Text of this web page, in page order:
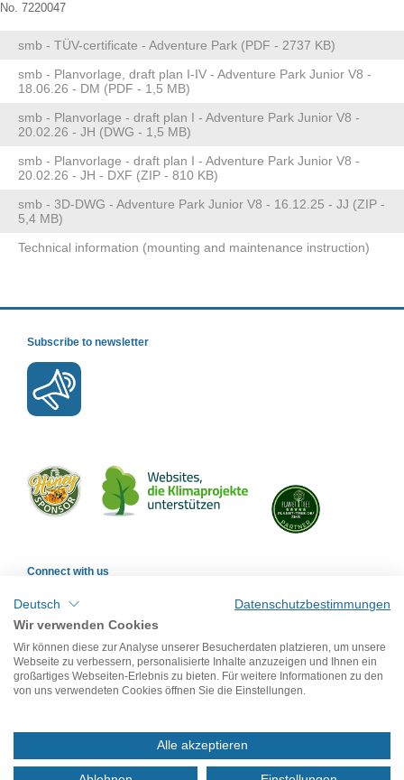
No. 7220047
smb - TÜV-certificate - Adventure Park (PDF - 2737 KB)
smb - Planvorlage, draft plan I-IV - Adventure Park Junior V8 -
18.06.26 - DM (PDF - 1,5 MB)
smb - Planvorlage - draft plan I - Adventure Park Junior V8 -
20.02.26 - JH (DWG - 1,5 MB)
smb - Planvorlage - draft plan I - Adventure Park Junior V8 -
20.02.26 - JH - DXF (ZIP - 810 KB)
smb - 3D-DWG - Adventure Park Junior V8 - 16.12.25 - JJ (ZIP -
5,4 MB)
Technical information (mounting and maintenance instruction)
Subscribe to newsletter
Connect with us
Legal Notice & Data Protecion
© smb Seilspielgeräte GmbH
Deutsch
Datenschutzbestimmungen
Wir verwenden Cookies
Wir können diese zur Analyse unserer Besucherdaten platzieren, um unsere
Webseite zu verbessern, personalisierte Inhalte anzuzeigen und Ihnen ein
großartiges Webseiten-Erlebnis zu bieten. Für weitere Informationen zu den
von uns verwendeten Cookies öffnen Sie die Einstellungen.
Alle akzeptieren